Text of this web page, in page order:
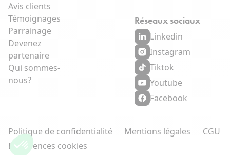
Avis clients
Témoignages
Parrainage
Devenez
partenaire
Qui sommes-
nous?
Réseaux sociaux
Linkedin
Instagram
Tiktok
Youtube
Facebook
Politique de confidentialité Mentions légales
CGU
Préférences cookies